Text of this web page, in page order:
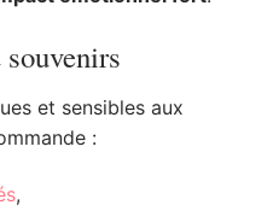
et sensibles aux
:
,